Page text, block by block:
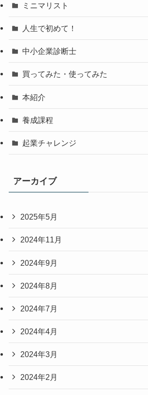
ミニマリスト
人生で初めて！
中小企業診断士
買ってみた・使ってみた
本紹介
養成課程
起業チャレンジ
アーカイブ
2025年5月
2024年11月
2024年9月
2024年8月
2024年7月
2024年4月
2024年3月
2024年2月